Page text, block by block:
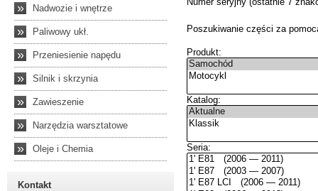
» Nadwozie i wnętrze
» Paliwowy ukł.
» Przeniesienie napędu
» Silnik i skrzynia
» Zawieszenie
» Narzędzia warsztatowe
» Oleje i Chemia
Kontakt